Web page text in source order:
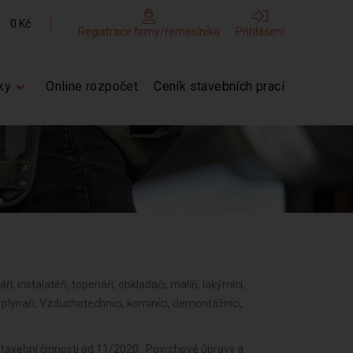
0 Kč
Registrace firmy/řemeslníka Přihlášení
Online rozpočet Ceník stavebních prací
instalatéři, topenáři, obkladači, malíři, lakýrníci,
Vzduchotechnici, kominíci, demontážníci,
činnosti od 11/2020 , Povrchové úpravy a